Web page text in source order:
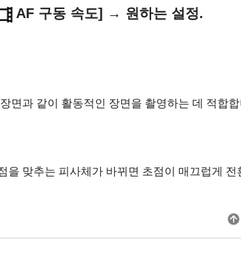
AF 구동 속도] → 원하는 설정.
면과 같이 활동적인 장면을 촬영하는 데 적합
맞추는 피사체가 바뀌면 초점이 매끄럽게 전